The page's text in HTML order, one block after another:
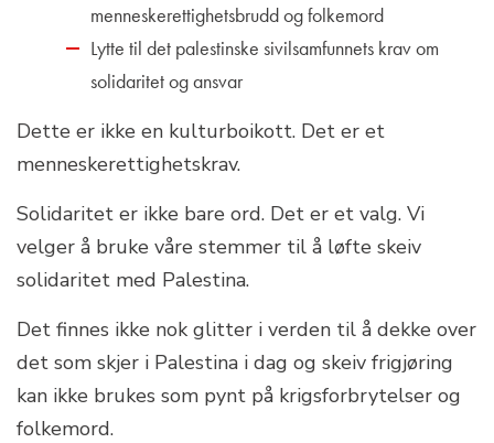
menneskerettighetsbrudd og folkemord
Lytte til det palestinske sivilsamfunnets krav om
solidaritet og ansvar
Dette er ikke en kulturboikott. Det er et
menneskerettighetskrav.
Solidaritet er ikke bare ord. Det er et valg. Vi
velger å bruke våre stemmer til å løfte skeiv
solidaritet med Palestina.
Det finnes ikke nok glitter i verden til å dekke over
det som skjer i Palestina i dag og skeiv frigjøring
kan ikke brukes som pynt på krigsforbrytelser og
folkemord.